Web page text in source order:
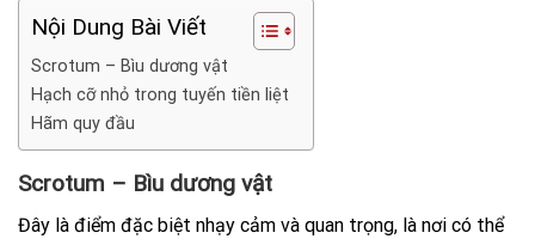
Nội Dung Bài Viết
Scrotum – Bìu dương vật
Hạch cỡ nhỏ trong tuyến tiền liệt
Hãm quy đầu
Scrotum – Bìu dương vật
Đây là điểm đặc biệt nhạy cảm và quan trọng, là nơi có thể